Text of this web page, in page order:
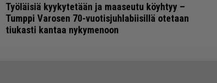
Työläisiä kyykytetään ja maaseutu köyhtyy –
Tumppi Varosen 70-vuotisjuhlabiisillä otetaan
tiukasti kantaa nykymenoon